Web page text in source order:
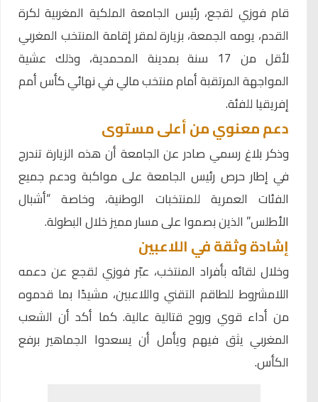
قام فوزي لقجع، رئيس الجامعة الملكية المغربية لكرة
القدم، يومه الجمعة، بزيارة لمقر إقامة المنتخب المغربي
لأقل من 17 سنة بمدينة المحمدية، وذلك عشية
المواجهة المرتقبة أمام منتخب مالي في نهائي كأس أمم
إفريقيا للفئة.
دعم معنوي من أعلى مستوى
وذكر بلاغ رسمي صادر عن الجامعة أن هذه الزيارة تندرج
في إطار حرص رئيس الجامعة على مواكبة ودعم جميع
الفئات العمرية للمنتخبات الوطنية، وخاصة “أشبال
الأطلس” الذين بصموا على مسار مميز خلال البطولة.
إشادة وثقة في اللاعبين
وخلال لقائه بأفراد المنتخب، عبّر فوزي لقجع عن دعمه
اللامشروط للطاقم التقني واللاعبين، مشيدًا بما قدموه
من أداء قوي وروح قتالية عالية. كما أكد أن الشعب
المغربي يثق فيهم ويأمل أن يسعدوا الجماهير برفع
الكأس.